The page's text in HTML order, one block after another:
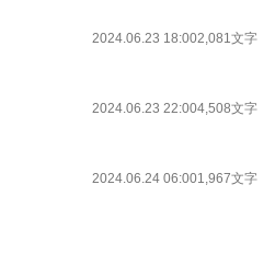
2024.06.23 18:002,081文字
2024.06.23 22:004,508文字
2024.06.24 06:001,967文字